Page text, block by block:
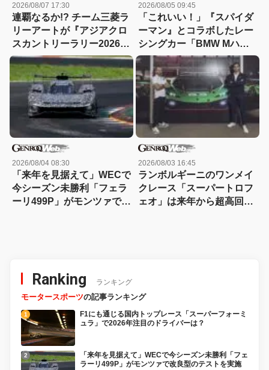
2026/08/07 17:30
連覇なるか!? チーム三菱ラ
リーアートが『アジアクロ
スカントリーラリー2026』
に挑む！必勝を期す3台体
制!!
2026/08/05 09:45
「これいい！」『スパイダ
ーマン』とコラボしたレー
シングカー「BMW Mハイ
ブリッドV8」が登場【動
画】
2026/08/04 08:30
「来年を見据えて」WECで
今シーズン未勝利「フェラ
ーリ499P」がモンツァで改
2026/08/03 16:45
ランボルギーニのワンメイ
クレース「スーパートロフ
ェオ」は来年から超高回転
Ranking ランキング
モータースポーツの記事ランキング
F1にも通じる国内トップレース「スーパーフォーミ
ュラ」で2026年注目のドライバーは？
「来年を見据えて」WECで今シーズン未勝利「フェ
ラーリ499P」がモンツァで改良型のテストを実施